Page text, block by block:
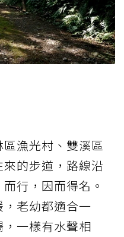
漁光村、雙溪區
的步道，路線沿
行，因而得名。
老幼都適合一
一樣有水聲相